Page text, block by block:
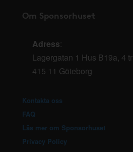
Om Sponsorhuset
Adress:
Lagergatan 1 Hus B19a, 4 tr
415 11 Göteborg
Kontakta oss
FAQ
Läs mer om Sponsorhuset
Privacy Policy